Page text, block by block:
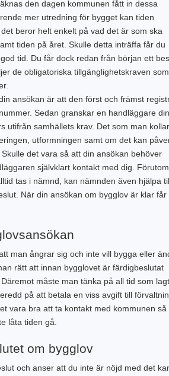
den dagen kommunen fått in dessa
mer utredning för bygget kan tiden
beror helt enkelt på vad det är som ska
tiden på året. Skulle detta inträffa får du
tid. Du får dock redan från början ett
de obligatoriska tillgänglighetskraven
ansökan är att den först och främst
Sedan granskar en handläggare din
utifrån samhällets krav. Det som man
utformningen samt om det kan
det vara så att din ansökan behöver
självklart kontakt med dig. Förutom
tas i nämnd, kan nämnden även hjälpa
När din ansökan om bygglov är klar får
man ångrar sig och inte vill bygga eller
rätt att innan bygglovet är färdigbeslutat
måste man tänka på all tid som
på att betala en viss avgift till
vara bra att ta kontakt med kommunen så
låta tiden gå.
om bygglov
och anser att du inte är nöjd med det